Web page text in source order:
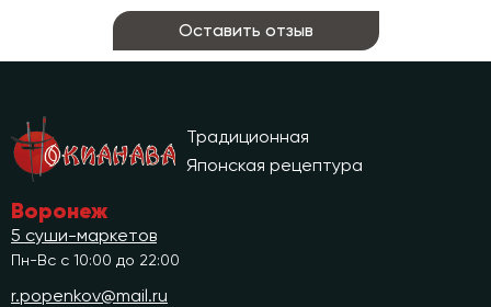
Оставить отзыв
Традиционная
Японская рецептура
Воронеж
5 суши-маркетов
Пн-Вс с 10:00 до 22:00
r.popenkov@mail.ru